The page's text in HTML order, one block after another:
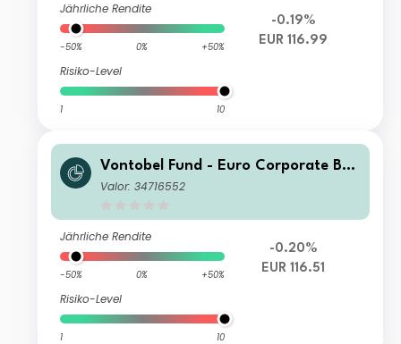
Jährliche Rendite
-50% 0% +50%
Risiko-Level
1 10
-0.19%
EUR 116.99
Vontobel Fund - Euro Corporate Bon
d G EUR Cap
Valor: 34716552
Jährliche Rendite
-50% 0% +50%
Risiko-Level
1 10
-0.20%
EUR 116.51